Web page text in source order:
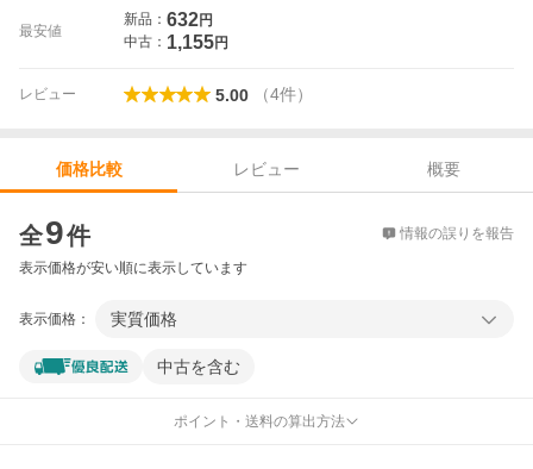
最安値
新品： 632円
中古： 1,155円
レビュー 5.00 （4件）
価格比較 レビュー
概要
全9件 情報の誤りを報告
表示価格が安い順に表示しています
表示価格： 実質価格
中古を含む
ポイント・送料の算出方法